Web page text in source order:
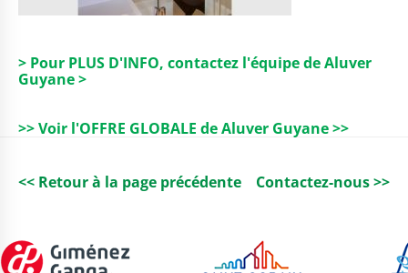
> Pour PLUS D'INFO, contactez l'équipe de Aluver
Guyane >
>> Voir l'OFFRE GLOBALE de Aluver Guyane >>
<< Retour à la page précédente Contactez-nous >>